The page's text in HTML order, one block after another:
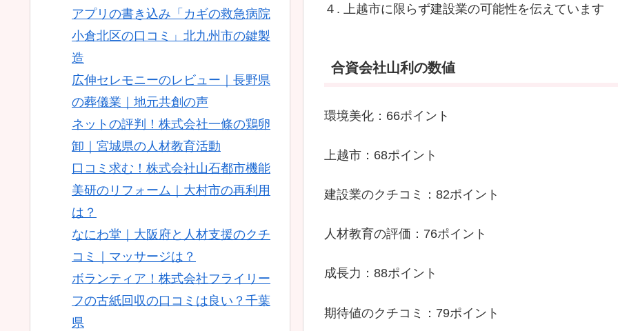
４. 上越市に限らず建設業の可能性を伝えています
合資会社山利の数値
環境美化：66ポイント
上越市：68ポイント
建設業のクチコミ：82ポイント
人材教育の評価：76ポイント
成長力：88ポイント
期待値のクチコミ：79ポイント
アプリの書き込み「カギの救急病院
小倉北区の口コミ」北九州市の鍵製
造
広伸セレモニーのレビュー｜長野県
の葬儀業｜地元共創の声
ネットの評判！株式会社一條の鶏卵
卸｜宮城県の人材教育活動
口コミ求む！株式会社山石都市機能
美研のリフォーム｜大村市の再利用
は？
なにわ堂｜大阪府と人材支援のクチ
コミ｜マッサージは？
ボランティア！株式会社フライリー
フの古紙回収の口コミは良い？千葉
県